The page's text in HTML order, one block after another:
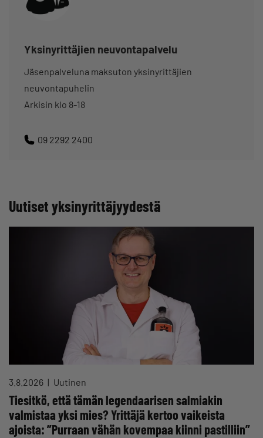
Yksinyrittäjien neuvontapalvelu
Jäsenpalveluna maksuton yksinyrittäjien
neuvontapuhelin
Arkisin klo 8-18
09 2292 2400
Uutiset yksinyrittäjyydestä
3.8.2026 Uutinen
Tiesitkö, että tämän legendaarisen salmiakin
valmistaa yksi mies? Yrittäjä kertoo vaikeista
ajoista: ”Purraan vähän kovempaa kiinni pastilliin”